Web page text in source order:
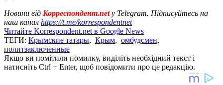
Новини від Корреспондент.netу Telegram. Підписуйтесь на
наш канал https://t.me/korrespondentnet
Читайте Korrespondent.net в Google News
ТЕГИ: Крымские татары, Крым, омбудсмен,
политзаключенные
Якщо ви помітили помилку, виділіть необхідний текст і
натисніть Ctrl + Enter, щоб повідомити про це редакцію.